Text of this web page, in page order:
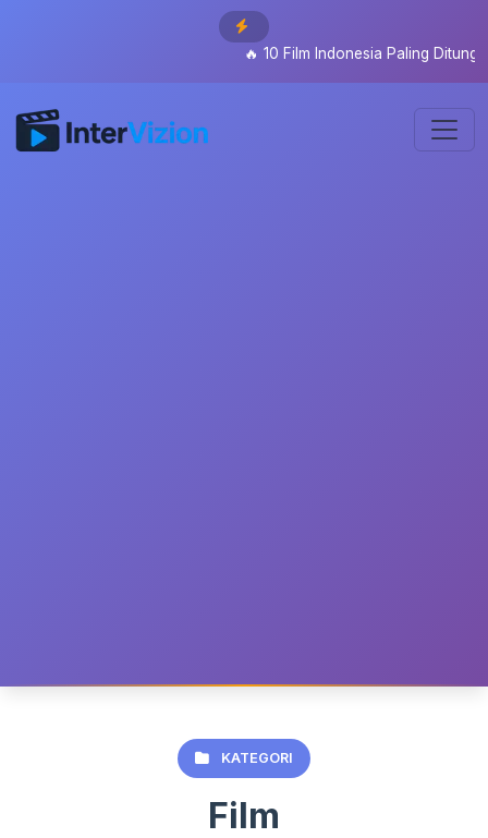
10 Film Indonesia Paling Ditunggu
KATEGORI
Film